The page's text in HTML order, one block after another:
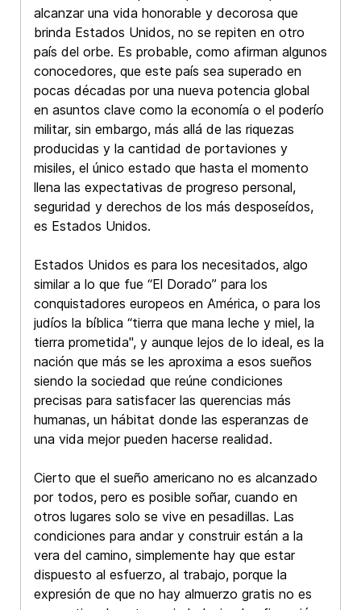
alcanzar una vida honorable y decorosa que
brinda Estados Unidos, no se repiten en otro
país del orbe. Es probable, como afirman algunos
conocedores, que este país sea superado en
pocas décadas por una nueva potencia global
en asuntos clave como la economía o el poderío
militar, sin embargo, más allá de las riquezas
producidas y la cantidad de portaviones y
misiles, el único estado que hasta el momento
llena las expectativas de progreso personal,
seguridad y derechos de los más desposeídos,
es Estados Unidos.
Estados Unidos es para los necesitados, algo
similar a lo que fue “El Dorado” para los
conquistadores europeos en América, o para los
judíos la bíblica “tierra que mana leche y miel, la
tierra prometida", y aunque lejos de lo ideal, es la
nación que más se les aproxima a esos sueños
siendo la sociedad que reúne condiciones
precisas para satisfacer las querencias más
humanas, un hábitat donde las esperanzas de
una vida mejor pueden hacerse realidad.
Cierto que el sueño americano no es alcanzado
por todos, pero es posible soñar, cuando en
otros lugares solo se vive en pesadillas. Las
condiciones para andar y construir están a la
vera del camino, simplemente hay que estar
dispuesto al esfuerzo, al trabajo, porque la
expresión de que no hay almuerzo gratis no es